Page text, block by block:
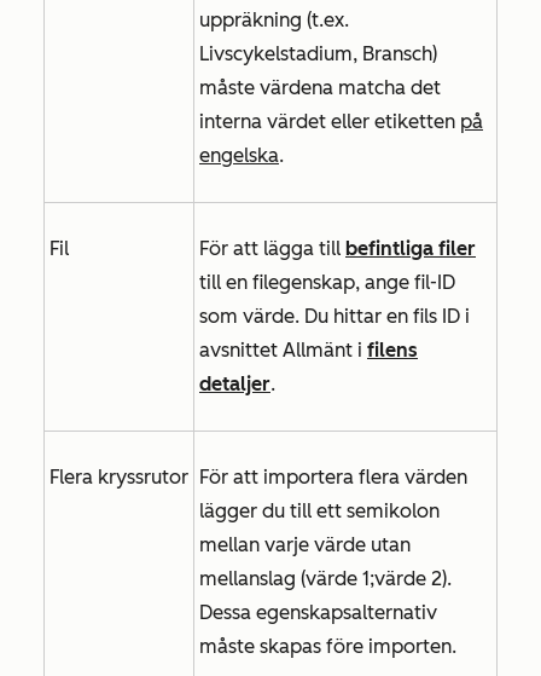
uppräkning (t.ex.
Livscykelstadium, Bransch)
måste värdena matcha det
interna värdet eller etiketten på
engelska.
Fil För att lägga till befintliga filer
till en filegenskap, ange fil-ID
som värde. Du hittar en fils ID i
avsnittet Allmänt i filens
detaljer.
Flera kryssrutor För att importera flera värden
lägger du till ett semikolon
mellan varje värde utan
mellanslag (värde 1;värde 2).
Dessa egenskapsalternativ
måste skapas före importen.